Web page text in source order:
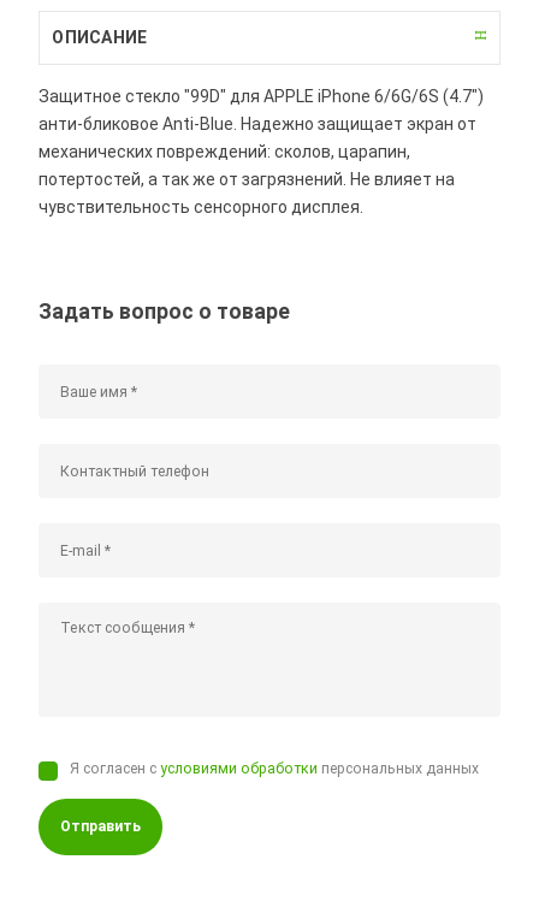
ОПИСАНИЕ
Защитное стекло "99D" для APPLE iPhone 6/6G/6S (4.7")
анти-бликовое Anti-Blue. Надежно защищает экран от
механических повреждений: сколов, царапин,
потертостей, а так же от загрязнений. Не влияет на
чувствительность сенсорного дисплея.
Задать вопрос о товаре
Я согласен сусловиями обработки персональных данных
Отправить